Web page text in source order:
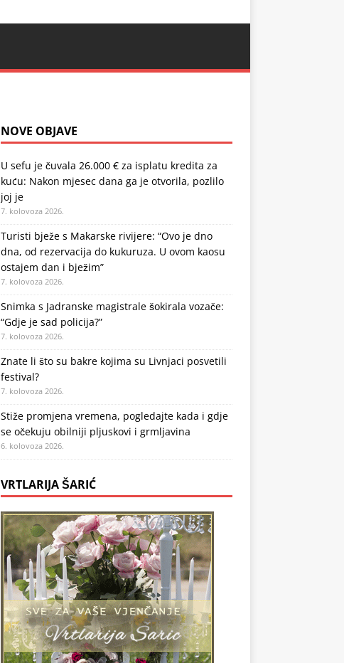
NOVE OBJAVE
U sefu je čuvala 26.000 € za isplatu kredita za
kuću: Nakon mjesec dana ga je otvorila, pozlilo
joj je
7. kolovoza 2026.
Turisti bježe s Makarske rivijere: “Ovo je dno
dna, od rezervacija do kukuruza. U ovom kaosu
ostajem dan i bježim”
7. kolovoza 2026.
Snimka s Jadranske magistrale šokirala vozače:
“Gdje je sad policija?”
7. kolovoza 2026.
Znate li što su bakre kojima su Livnjaci posvetili
festival?
7. kolovoza 2026.
Stiže promjena vremena, pogledajte kada i gdje
se očekuju obilniji pljuskovi i grmljavina
6. kolovoza 2026.
VRTLARIJA ŠARIĆ